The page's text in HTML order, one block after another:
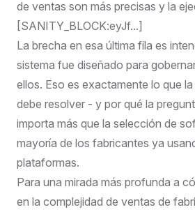
de ventas son más precisas y la
[SANITY_BLOCK:eyJf...]
La brecha en esa última fila es
sistema fue diseñado para
ellos. Eso es exactamente lo que
debe resolver - y por qué la
importa más que la selección de
mayoría de los fabricantes ya
plataformas.
Para una mirada más profunda a
en la complejidad de ventas de